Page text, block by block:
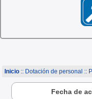
Inicio :: Dotación de personal ::
Fecha de